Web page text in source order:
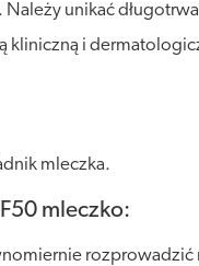
unikać
kliniczną i
mleczka.
mleczko: